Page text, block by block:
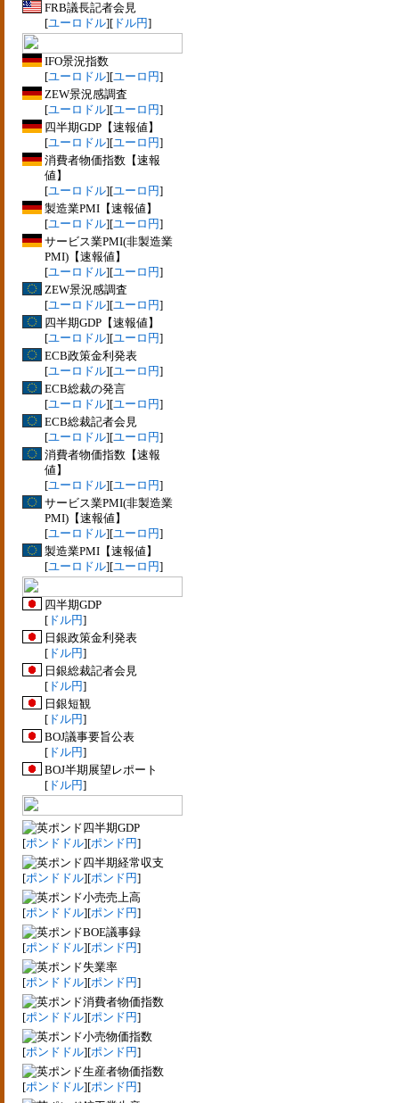
FRB議長記者会見
[ユーロドル][ ドル円]
IFO景況指数
[ユーロドル][ユーロ円]
ZEW景況感調査
[ユーロドル][ユーロ円]
四半期GDP【速報値】
[ユーロドル][ユーロ円]
消費者物価指数【速報
値】
[ユーロドル][ユーロ円]
製造業PMI【速報値】
[ユーロドル][ユーロ円]
サービス業PMI(非製造業
PMI)【速報値】
[ユーロドル][ユーロ円]
ZEW景況感調査
[ユーロドル][ユーロ円]
四半期GDP【速報値】
[ユーロドル][ユーロ円]
ECB政策金利発表
[ユーロドル][ユーロ円]
ECB総裁の発言
[ユーロドル][ユーロ円]
ECB総裁記者会見
[ユーロドル][ユーロ円]
消費者物価指数【速報
値】
[ユーロドル][ユーロ円]
サービス業PMI(非製造業
PMI)【速報値】
[ユーロドル][ユーロ円]
製造業PMI【速報値】
[ユーロドル][ユーロ円]
四半期GDP
[ ドル円]
日銀政策金利発表
[ ドル円]
日銀総裁記者会見
[ ドル円]
日銀短観
[ ドル円]
BOJ議事要旨公表
[ ドル円]
BOJ半期展望レポート
[ ドル円]
四半期GDP
[ポンドドル][ポンド円]
四半期経常収支
[ポンドドル][ポンド円]
小売売上高
[ポンドドル][ポンド円]
BOE議事録
[ポンドドル][ポンド円]
失業率
[ポンドドル][ポンド円]
消費者物価指数
[ポンドドル][ポンド円]
小売物価指数
[ポンドドル][ポンド円]
生産者物価指数
[ポンドドル][ポンド円]